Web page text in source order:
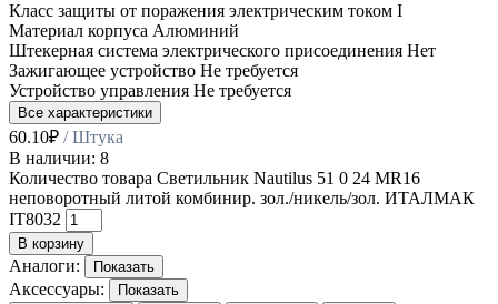
Класс защиты от поражения электрическим током I
Материал корпуса Алюминий
Штекерная система электрического присоединения Нет
Зажигающее устройство Не требуется
Устройство управления Не требуется
Все характеристики
60.10₽ / Штука
В наличии: 8
Количество товара Светильник Nautilus 51 0 24 MR16
неповоротный литой комбинир. зол./никель/зол. ИТАЛМАК
IT8032
В корзину
Аналоги: Показать
Аксессуары:
Показать